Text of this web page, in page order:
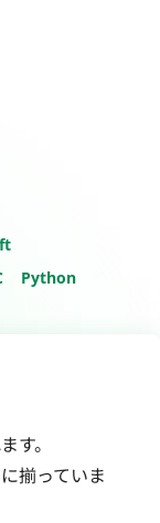
Python
す。
揃っていま